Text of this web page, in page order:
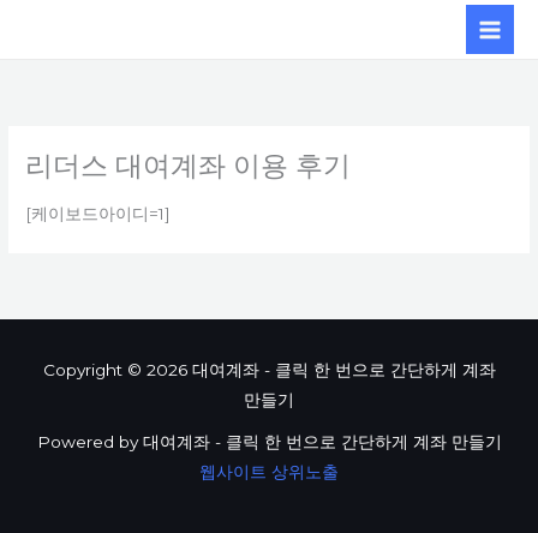
리더스 대여계좌 이용 후기
[케이보드아이디=1]
Copyright © 2026 대여계좌 - 클릭 한 번으로 간단하게 계좌
만들기
Powered by 대여계좌 - 클릭 한 번으로 간단하게 계좌 만들기
웹사이트 상위노출